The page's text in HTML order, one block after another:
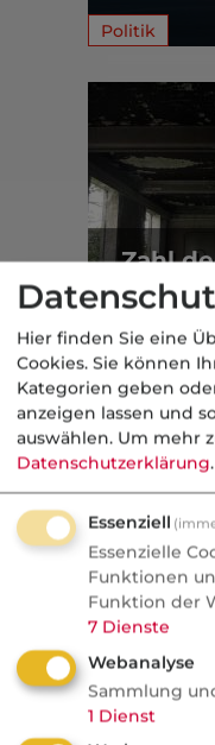
Politik
Zahl
auf
Inflation
Aus
Politik
Nachrichten
Sorgen um
Die
einem Dutzend
die
Hier finden Sie eine
Cookies. Sie können
Kategorien geben
anzeigen lassen und
auswählen. Um mehr
Datenschutzerklärung.
Essenziell
Essenzielle
Funktionen
Funktion der
7 Dienste
Webanalyse
Sammlung
1 Dienst